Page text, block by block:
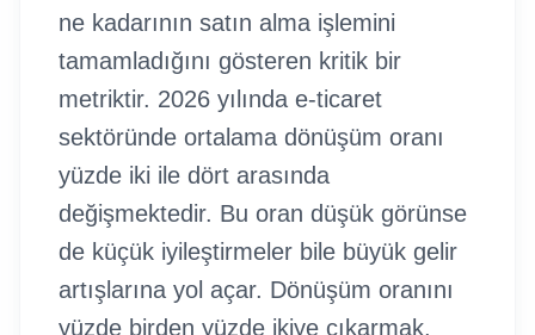
ne kadarının satın alma işlemini
tamamladığını gösteren kritik bir
metriktir. 2026 yılında e-ticaret
sektöründe ortalama dönüşüm oranı
yüzde iki ile dört arasında
değişmektedir. Bu oran düşük görünse
de küçük iyileştirmeler bile büyük gelir
artışlarına yol açar. Dönüşüm oranını
yüzde birden yüzde ikiye çıkarmak,